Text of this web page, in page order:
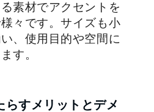
素材でアクセントを
々です。サイズも小
、使用目的や空間に
す。
らすメリットとデメ